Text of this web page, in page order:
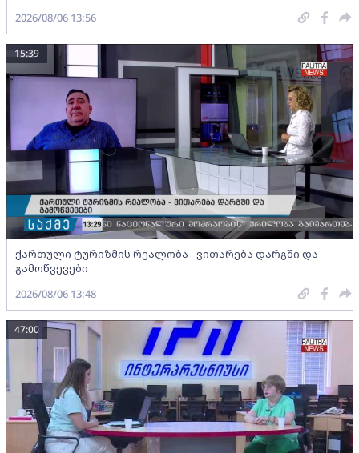
2026/08/06 13:56
ქართული ტურიზმის რეალობა - ვითარება დარგში და
გამოწვევები
15:39
2026/08/06 13:48
47:00